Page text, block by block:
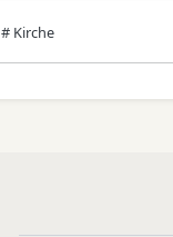
# Kirche